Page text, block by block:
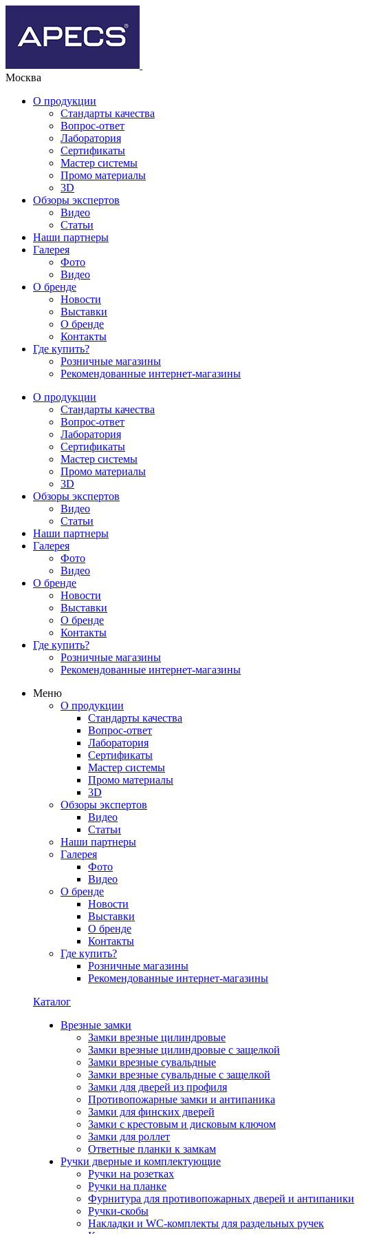
Москва
О продукции
Стандарты качества
Вопрос-ответ
Лаборатория
Сертификаты
Мастер системы
Промо материалы
3D
Обзоры экспертов
Видео
Статьи
Наши партнеры
Галерея
Фото
Видео
О бренде
Новости
Выставки
О бренде
Контакты
Где купить?
Розничные магазины
Рекомендованные интернет-магазины
О продукции
Стандарты качества
Вопрос-ответ
Лаборатория
Сертификаты
Мастер системы
Промо материалы
3D
Обзоры экспертов
Видео
Статьи
Наши партнеры
Галерея
Фото
Видео
О бренде
Новости
Выставки
О бренде
Контакты
Где купить?
Розничные магазины
Рекомендованные интернет-магазины
Меню
О продукции
Стандарты качества
Вопрос-ответ
Лаборатория
Сертификаты
Мастер системы
Промо материалы
3D
Обзоры экспертов
Видео
Статьи
Наши партнеры
Галерея
Фото
Видео
О бренде
Новости
Выставки
О бренде
Контакты
Где купить?
Розничные магазины
Рекомендованные интернет-магазины
Каталог
Врезные замки
Замки врезные цилиндровые
Замки врезные цилиндровые с защелкой
Замки врезные сувальдные
Замки врезные сувальдные с защелкой
Замки для дверей из профиля
Противопожарные замки и антипаника
Замки для финских дверей
Замки с крестовым и дисковым ключом
Замки для роллет
Ответные планки к замкам
Ручки дверные и комплектующие
Ручки на розетках
Ручки на планке
Фурнитура для противопожарных дверей и антипаники
Ручки-скобы
Накладки и WC-комплекты для раздельных ручек